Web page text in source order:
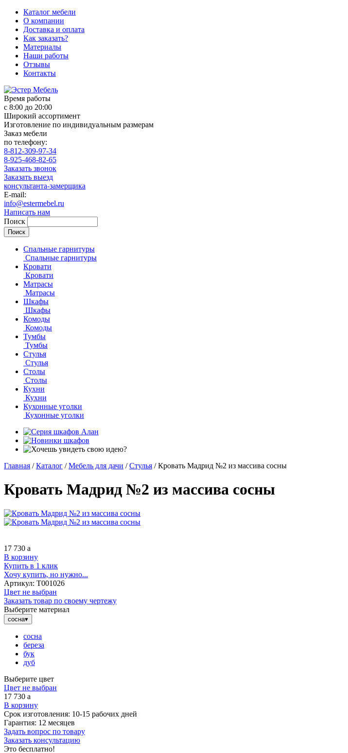
Каталог мебели
О компании
Доставка и оплата
Как заказать?
Материалы
Наши работы
Отзывы
Контакты
Время работы
с 8:00 до 20:00
Широкий ассортимент
Изготовление по индивидуальным размерам
Заказ мебели
по телефону:
8-812-309-97-34
8-925-468-82-65
Заказать звонок
Заказать выезд
консультанта-замерщика
E-mail:
info@estermebel.ru
Написать нам
Поиск
Спальные гарнитуры
Спальные гарнитуры
Кровати
Кровати
Матрасы
Матрасы
Шкафы
Шкафы
Комоды
Комоды
Тумбы
Тумбы
Стулья
Стулья
Столы
Столы
Кухни
Кухни
Кухонные уголки
Кухонные уголки
Главная / Каталог / Мебель для дачи / Стулья / Кровать Мадрид №2 из массива сосны
Кровать Мадрид №2 из массива сосны
17 730 a
В корзину
Купить в 1 клик
Хочу купить, но нужно...
Артикул: Т001026
Цвет не выбран
Заказать товар по своему чертежу
Выберите материал
сосна▾
сосна
береза
бук
дуб
Выберите цвет
Цвет не выбран
17 730 a
В корзину
Срок изготовления: 10-15 рабочих дней
Гарантия: 12 месяцев
Задать вопрос по товару
Заказать консультацию
Это бесплатно!